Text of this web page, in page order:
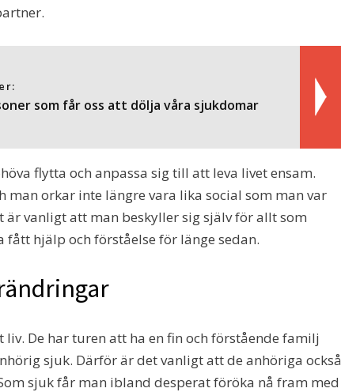
som får oss att dölja våra sjukdomar
flytta och anpassa sig till att leva livet ensam.
man orkar inte längre vara lika social som man var
är vanligt att man beskyller sig själv för allt som
hjälp och förståelse för länge sedan.
liv. De har turen att ha en fin och förstående familj
sjuk. Därför är det vanligt att de anhöriga också
sjuk får man ibland desperat föröka nå fram med